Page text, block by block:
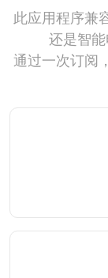
此应用程序兼
还是智
通过一次订阅